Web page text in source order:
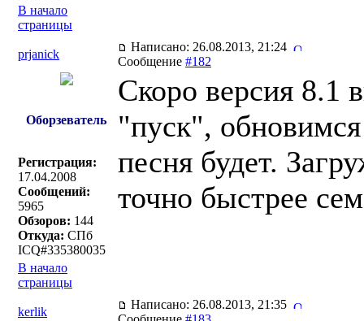
В начало
страницы
prjanick
Написано: 26.08.2013, 21:24
Сообщение #182
Оборзеватель
Регистрация:
17.04.2008
Сообщений:
5965
Обзоров: 144
Откуда: СПб
ICQ#335380035
Скоро версия 8.1
"пуск",
песня будет.
точно быстрее
В начало
страницы
kerlik
Написано: 26.08.2013, 21:35